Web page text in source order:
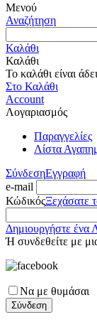
Μενού
Αναζήτηση
Καλάθι
Καλάθι
Το καλάθι είναι
Στο Καλάθι
Account
Λογαριασμός
Παραγγελίες
Λίστα
ΣύνδεσηΕγγραφή
e-mail
ΚώδικόςΞεχάσατε
Δημιουργήστε ένα
Ή συνδεθείτε με
Να με θυμάσαι
Σύνδεση